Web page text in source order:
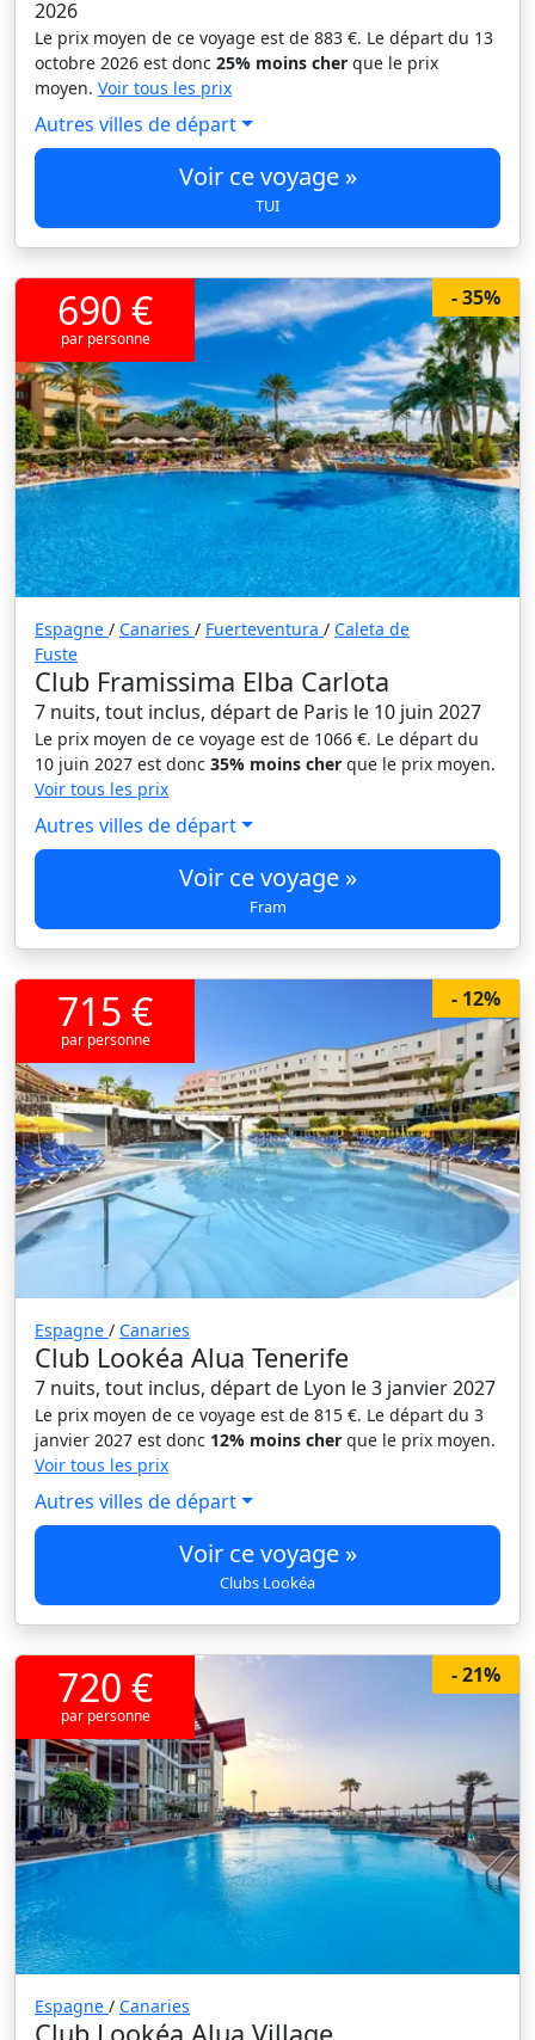
2026
Le prix moyen de ce voyage est de 883 €. Le départ du 13
octobre 2026 est donc 25% moins cher que le prix
moyen. Voir tous les prix
Autres villes de départ
Voir ce voyage »
TUI
- 35%
690 €
par personne
Espagne / Canaries / Fuerteventura / Caleta de
Fuste
Club Framissima Elba Carlota
7 nuits, tout inclus, départ de Paris le 10 juin 2027
Le prix moyen de ce voyage est de 1066 €. Le départ du
10 juin 2027 est donc 35% moins cher que le prix moyen.
Voir tous les prix
Autres villes de départ
Voir ce voyage »
Fram
- 12%
715 €
par personne
Espagne / Canaries
Club Lookéa Alua Tenerife
7 nuits, tout inclus, départ de Lyon le 3 janvier 2027
Le prix moyen de ce voyage est de 815 €. Le départ du 3
janvier 2027 est donc 12% moins cher que le prix moyen.
Voir tous les prix
Autres villes de départ
Voir ce voyage »
Clubs Lookéa
- 21%
720 €
par personne
Espagne / Canaries